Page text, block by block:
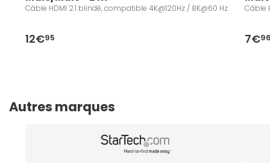
Câble HDMI 2.1 blindé, compatible 4K@120Hz / 8K@60 Hz
12€95
Câble
7€
Autres marques